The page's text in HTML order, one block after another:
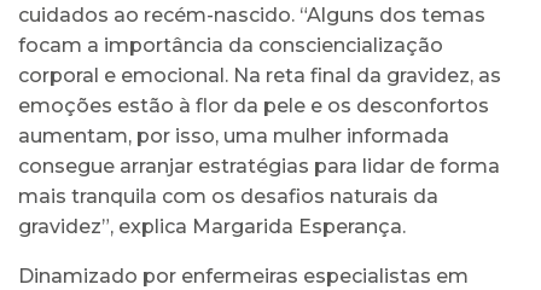
cuidados ao recém-nascido. “Alguns dos temas
focam a importância da consciencialização
corporal e emocional. Na reta final da gravidez, as
emoções estão à flor da pele e os desconfortos
aumentam, por isso, uma mulher informada
consegue arranjar estratégias para lidar de forma
mais tranquila com os desafios naturais da
gravidez”, explica Margarida Esperança.
Dinamizado por enfermeiras especialistas em